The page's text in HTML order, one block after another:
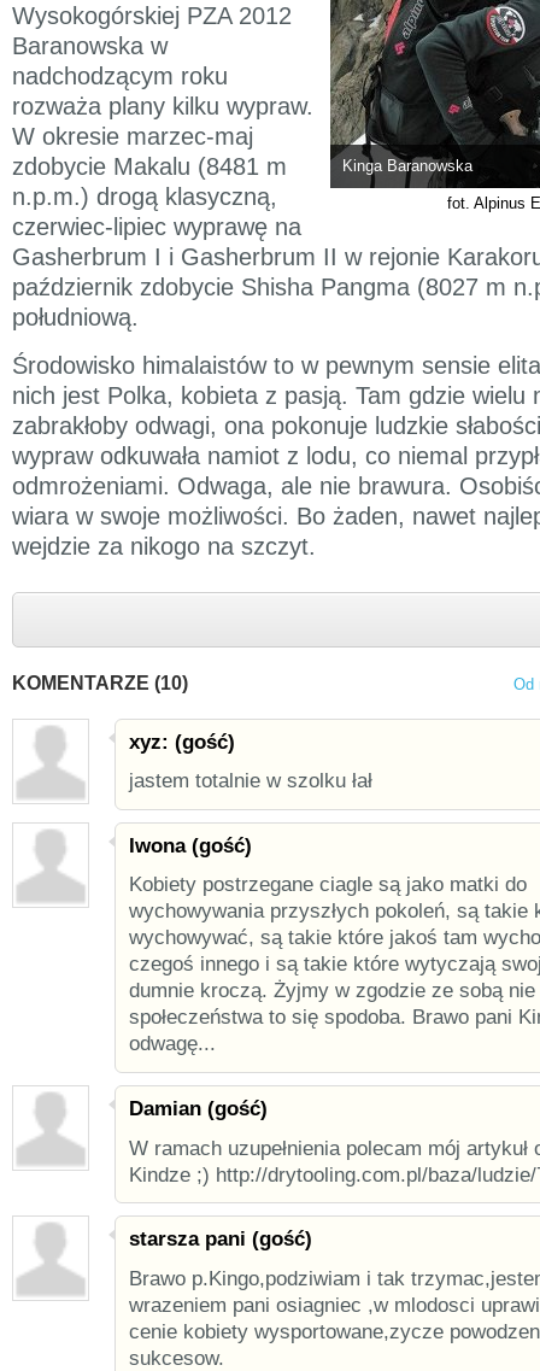
Kinga Baranowska
fot. Alpinus
Wysokogórskiej PZA 2012
Baranowska w
nadchodzącym roku
rozważa plany kilku wypraw.
W okresie marzec-maj
zdobycie Makalu (8481 m
n.p.m.) drogą klasyczną,
czerwiec-lipiec wyprawę na
Gasherbrum I i Gasherbrum II w rejonie
październik zdobycie Shisha Pangma (8027 m
południową.
Środowisko himalaistów to w pewnym sensie
nich jest Polka, kobieta z pasją. Tam gdzie wielu
zabrakłoby odwagi, ona pokonuje ludzkie
wypraw odkuwała namiot z lodu, co niemal
odmrożeniami. Odwaga, ale nie brawura.
wiara w swoje możliwości. Bo żaden, nawet
wejdzie za nikogo na szczyt.
KOMENTARZE (10) Od
xyz: (gość)
jastem totalnie w szolku łał
Iwona (gość)
Kobiety postrzegane ciagle są jako matki do
wychowywania przyszłych pokoleń, są takie
wychowywać, są takie które jakoś tam
czegoś innego i są takie które wytyczają
dumnie kroczą. Żyjmy w zgodzie ze sobą
społeczeństwa to się spodoba. Brawo pani
odwagę...
Damian (gość)
W ramach uzupełnienia polecam mój artykuł
Kindze ;) http://drytooling.com.pl/baza/
starsza pani (gość)
Brawo p.Kingo,podziwiam i tak
wrazeniem pani osiagniec ,w mlodosci
cenie kobiety wysportowane,zycze
sukcesow.